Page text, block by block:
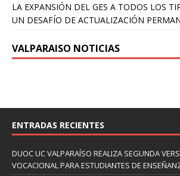
LA EXPANSIÓN DEL GES A TODOS LOS
UN DESAFÍO DE ACTUALIZACIÓN
VALPARAISO NOTICIAS
ENTRADAS RECIENTES
DUOC UC VALPARAÍSO REALIZA SEGUNDA
VOCACIONAL PARA ESTUDIANTES DE